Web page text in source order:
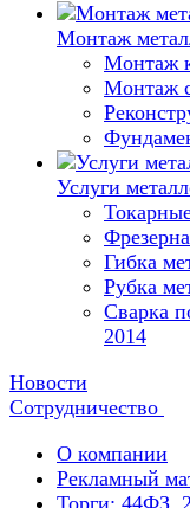
Монтаж
Монтаж
Монтаж
Услуги
Гибка
Рубка
Сварка
2014
Новости
Сотрудничество
О компании
Рекламный
Торги: 44ФЗ,